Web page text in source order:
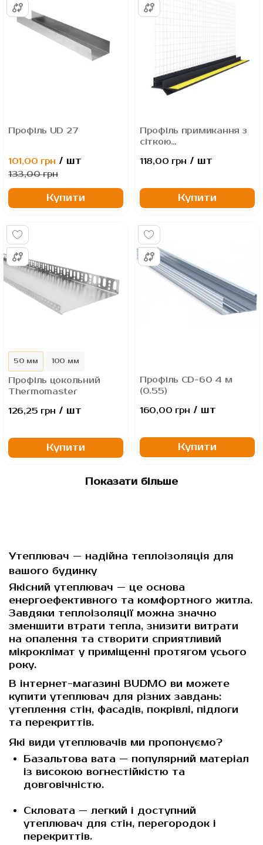
Профіль UD 27
101,00 грн / шт
133,00 грн
Купити
Профіль примикання з
сіткою
PROF ANTRACIT 2,5 м
118,00 грн / шт
Купити
50 мм 100 мм
120 мм
...
Профіль цокольний
Thermomaster
126,25 грн / шт
Купити
Профіль CD-60 4 м
(0.55)
160,00 грн / шт
Купити
Показати більше
Утеплювач — надійна теплоізоляція для
вашого будинку
Якісний утеплювач — це основа
енергоефективного та комфортного житла.
Завдяки теплоізоляції можна значно
зменшити втрати тепла, знизити витрати
на опалення та створити сприятливий
мікроклімат у приміщенні протягом усього
року.
В інтернет-магазині BUDMO ви можете
купити утеплювач для різних завдань:
утеплення стін, фасадів, покрівлі, підлоги
та перекриттів.
Які види утеплювачів ми пропонуємо?
Базальтова вата — популярний матеріал
із високою вогнестійкістю та
довговічністю.
Скловата — легкий і доступний
утеплювач для стін, перегородок і
перекриттів.